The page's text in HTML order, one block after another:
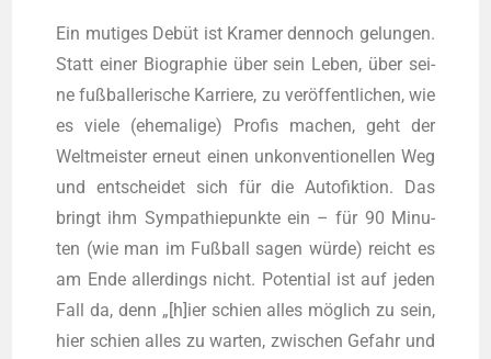
Ein muti­ges Debüt ist Kra­mer den­noch gelun­gen.
Statt einer Bio­gra­phie über sein Leben, über sei­
ne fuß­bal­le­ri­sche Kar­rie­re, zu ver­öf­fent­li­chen, wie
es vie­le (ehe­ma­li­ge) Pro­fis machen, geht der
Welt­meis­ter erneut einen unkon­ven­tio­nel­len Weg
und ent­schei­det sich für die Auto­fik­ti­on. Das
bringt ihm Sym­pa­thie­punk­te ein – für 90 Minu­
ten (wie man im Fuß­ball sagen wür­de) reicht es
am Ende aller­dings nicht. Poten­ti­al ist auf jeden
Fall da, denn „[h]ier schien alles mög­lich zu sein,
hier schien alles zu war­ten, zwi­schen Gefahr und